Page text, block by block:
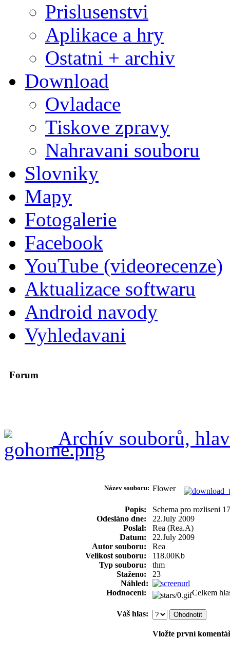
Prislusenstvi
Aplikace a hry
Ostatni + archiv
Download
Ovladace
Tiskove zpravy
Nahravani souboru
Slovniky
Mapy
Fotogalerie
Facebook
YouTube (videorecenze)
Aktualizace softwaru
Android navody
Vyhledavani
Forum
Archív souborů,
Název souboru: Flower
Popis:
Schema pro rozliseni
Odesláno dne:
22.July 2009
Poslal:
Rea (Rea.A)
Datum:
22.July 2009
Autor souboru:
Rea
Velikost souboru:
118.00Kb
Typ souboru:
thm
Staženo:
23
Náhled:
Hodnocení:
Celkem
Váš hlas:
Vložte první